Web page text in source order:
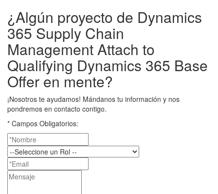
¿Algún proyecto de Dynamics
365 Supply Chain
Management Attach to
Qualifying Dynamics 365 Base
Offer en mente?
¡Nosotros te ayudamos! Mándanos tu información y nos
pondremos en contacto contigo.
* Campos Obligatorios: